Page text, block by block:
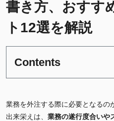
書き方、おすす
ト12選を解説
Contents
業務を外注する際に必要となるの
出来栄えは、 業務の遂行度合いや